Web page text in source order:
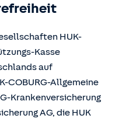
HUK-
Kasse
auf
COBURG-Allgemeine
Krankenversicherung
AG, die HUK